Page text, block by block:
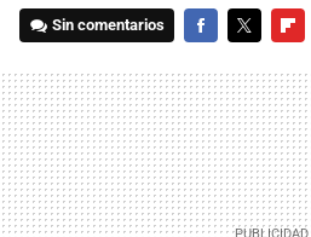
Sin comentarios